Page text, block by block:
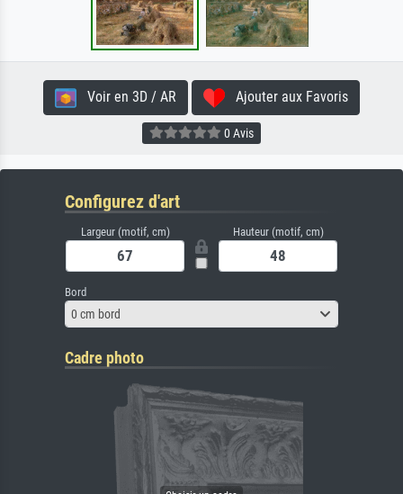
Voir en 3D / AR Ajouter aux Favoris
0 Avis
Configurez d'art
Largeur (motif, cm) Hauteur (motif, cm)
Bord
0 cm bord
Cadre photo